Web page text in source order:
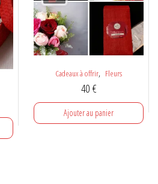
Cadeaux à offrir, Fleurs
40€
Ajouter au panier